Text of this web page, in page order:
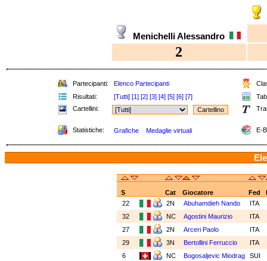
Menichelli Alessandro
2
Partecipanti: Elenco Partecipanti
Risultati:
[Tutti] [1] [2] [3] [4] [5] [6] [7]
Cartellini:
Statistiche: Grafiche Medaglie virtuali E-
S Cat Giocatore Fed
22
2N Abuhamdieh Nando
ITA
32
NC Agostini Maurizio
ITA
27
2N Arceri Paolo
ITA
29
3N Bertollini Ferruccio
ITA
6
NC Bogosaljevic Miodrag
SUI